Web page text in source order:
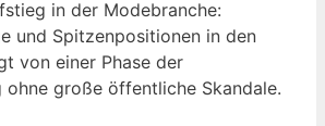
in der Modebranche:
und Spitzenpositionen in den
von einer Phase der
ohne große öffentliche Skandale.